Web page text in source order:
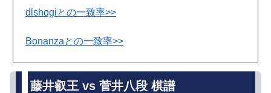
dlshogiとの一致率>>
Bonanzaとの一致率>>
藤井叡王 vs 菅井八段 棋譜